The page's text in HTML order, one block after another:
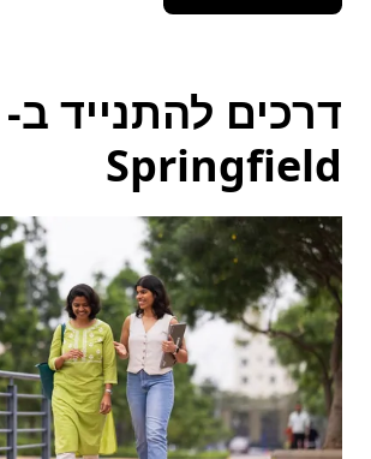
על
כדי
לפתוח
את
לוח
השנה
תאריך.
יש
ללחוץ
על
המקש
Esc
כדי
לסגור
את
לוח
השנה.
דרכים להתנייד ב-
Springfield